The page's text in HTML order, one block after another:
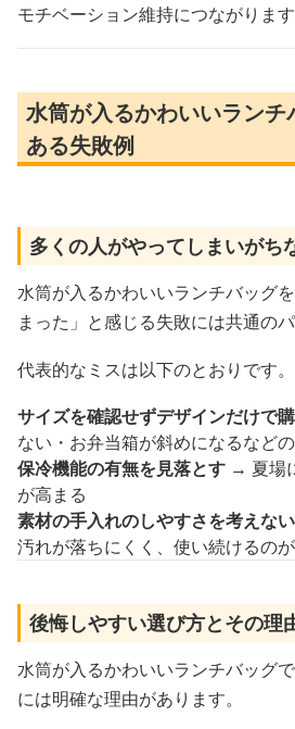
モチベーション維持につながります
水筒が入るかわいいランチ
ある失敗例
多くの人がやってしまいがち
水筒が入るかわいいランチバッグ
まった」と感じる失敗には共通の
代表的なミスは以下のとおりです。
サイズを確認せずデザインだけで
ない・お弁当箱が斜めになるなど
保冷機能の有無を見落とす → 夏場
が高まる
素材の手入れのしやすさを考えない
汚れが落ちにくく、使い続けるの
後悔しやすい選び方とその理
水筒が入るかわいいランチバッグ
には明確な理由があります。